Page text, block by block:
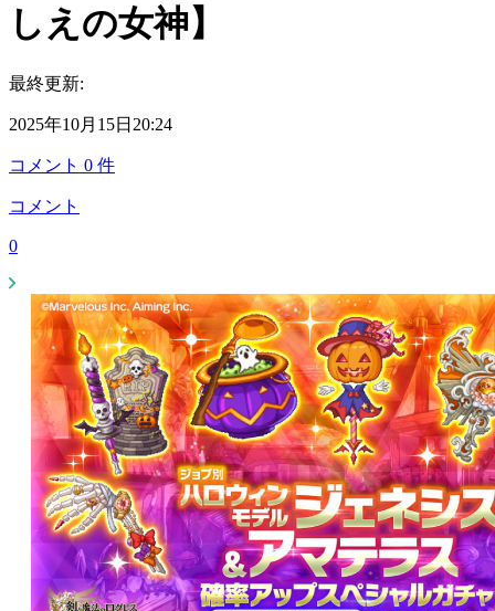
しえの女神】
最終更新:
2025年10月15日20:24
コメント 0 件
コメント
0